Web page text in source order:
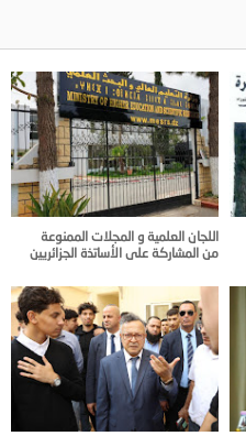
اللجان العلمية و المجلات الممنوعة
من المشاركة على الأساتذة الجزائريين